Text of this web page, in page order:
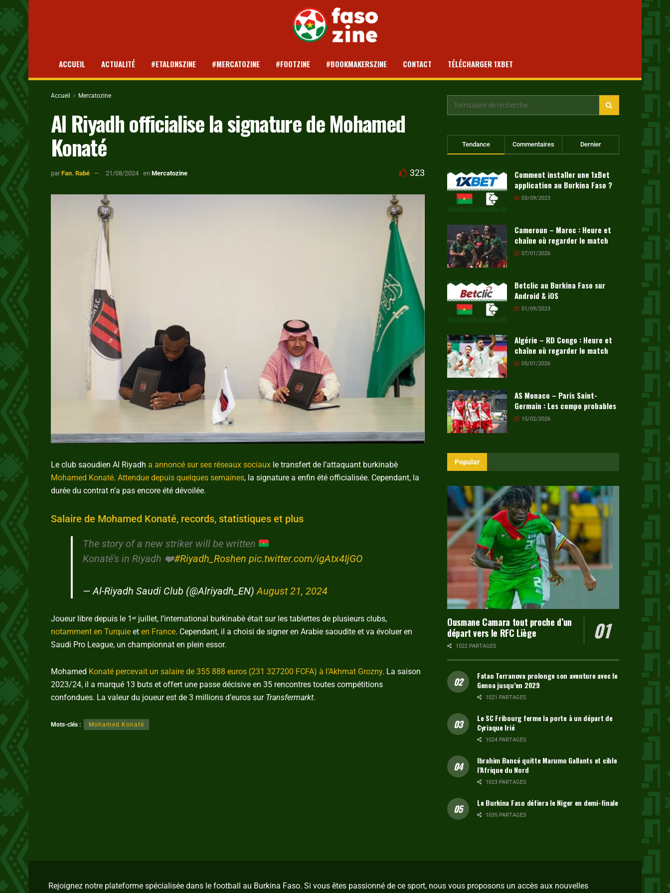
ACCUEIL ACTUALITÉ #ETALONSZINE #MERCATOZINE #FOOTZINE #BOOKMAKERSZINE CONTACT TÉLÉCHARGER 1XBET
Accueil Mercatozine
Al Riyadh officialise la signature de Mohamed
Konaté
par Fan. Rabé 21/08/2024 en Mercatozine 323
Le club saoudien Al Riyadh a annoncé sur ses réseaux sociaux le transfert de l’attaquant burkinabè
Mohamed Konaté. Attendue depuis quelques semaines, la signature a enfin été officialisée. Cependant, la
durée du contrat n’a pas encore été dévoilée.
Salaire de Mohamed Konaté, records, statistiques et plus
The story of a new striker will be written
Konaté's in Riyadh ❤️#Riyadh_Roshen pic.twitter.com/igAtx4IjGO
— Al-Riyadh Saudi Club (@Alriyadh_EN) August 21, 2024
Joueur libre depuis le 1 erjuillet, l’international burkinabè était sur les tablettes de plusieurs clubs,
notamment en Turquie et en France. Cependant, il a choisi de signer en Arabie saoudite et va évoluer en
Saudi Pro League, un championnat en plein essor.
Mohamed Konaté percevait un salaire de 355 888 euros (231 327200 FCFA) à l’Akhmat Grozny. La saison
2023/24, il a marqué 13 buts et offert une passe décisive en 35 rencontres toutes compétitions
confondues. La valeur du joueur est de 3 millions d’euros sur Transfermarkt.
Mots-clés : Mohamed Konaté
Tendance Commentaires Dernier
Comment installer une 1xBet
application au Burkina Faso ?
03/09/2023
Cameroun – Maroc : Heure et
chaîne où regarder le match
07/01/2026
Betclic au Burkina Faso sur
Android & iOS
01/09/2023
Algérie – RD Congo : Heure et
chaîne où regarder le match
05/01/2026
AS Monaco – Paris Saint-
Germain : Les compo probables
15/02/2026
Popular
Ousmane Camara tout proche d’un
départ vers le RFC Liège
1022 PARTAGES
Fatao Terranova prolonge son aventure avec le
Genoa jusqu’en 2029
1021 PARTAGES
Le SC Fribourg ferme la porte à un départ de
Cyriaque Irié
1024 PARTAGES
Ibrahim Bancé quitte Marumo Gallants et cible
l’Afrique du Nord
1023 PARTAGES
Le Burkina Faso défiera le Niger en demi-finale
1035 PARTAGES
Rejoignez notre plateforme spécialisée dans le football au Burkina Faso. Si vous êtes passionné de ce sport, nous vous proposons un accès aux nouvelles